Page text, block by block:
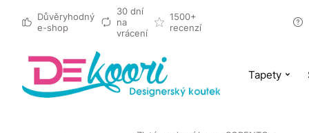
Důvěryhodný
e-shop
30 dní
na
vrácení
1500+
recenzí
Tapety